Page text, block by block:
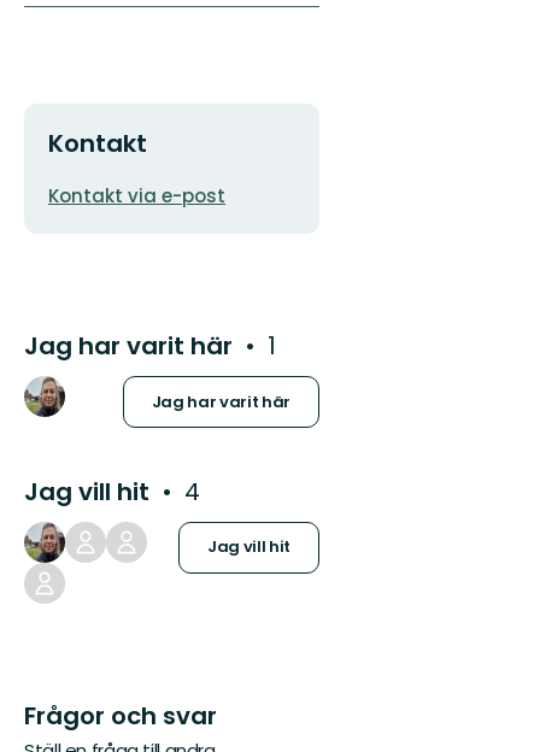
Kontakt
E-
Kontakt via e-post
Jag har varit här 1
Jag har varit här
Jag vill hit 4
Jag vill hit
Frågor och svar